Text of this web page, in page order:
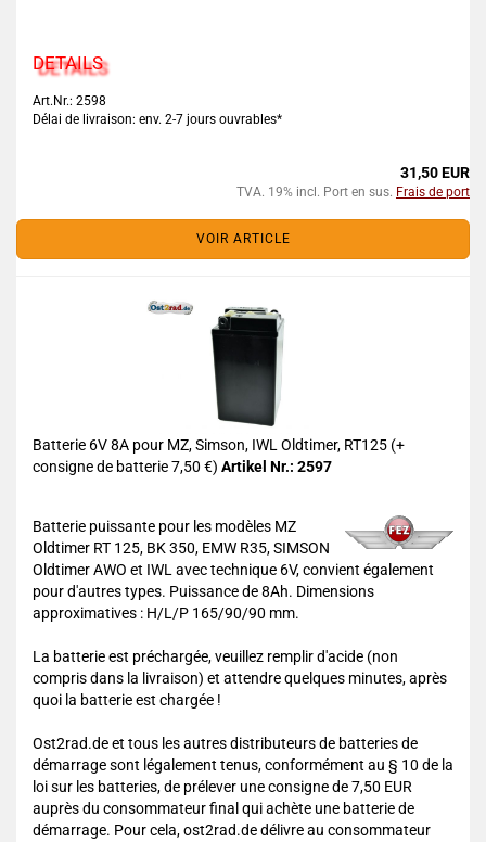
DETAILS
Art.Nr.: 2598
Délai de livraison: env. 2-7 jours ouvrables*
31,50 EUR
TVA. 19% incl. Port en sus. Frais de port
VOIR ARTICLE
Batterie 6V 8A pour MZ, Simson, IWL Oldtimer, RT125 (+
consigne de batterie 7,50 €) Artikel Nr.: 2597
Batterie puissante pour les modèles MZ
Oldtimer RT 125, BK 350, EMW R35, SIMSON
Oldtimer AWO et IWL avec technique 6V, convient également
pour d'autres types. Puissance de 8Ah. Dimensions
approximatives : H/L/P 165/90/90 mm.
La batterie est préchargée, veuillez remplir d'acide (non
compris dans la livraison) et attendre quelques minutes, après
quoi la batterie est chargée !
Ost2rad.de et tous les autres distributeurs de batteries de
démarrage sont légalement tenus, conformément au § 10 de la
loi sur les batteries, de prélever une consigne de 7,50 EUR
auprès du consommateur final qui achète une batterie de
démarrage. Pour cela, ost2rad.de délivre au consommateur